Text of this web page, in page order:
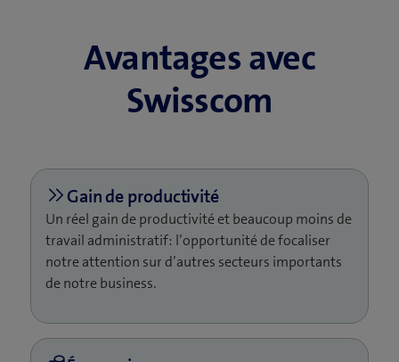
Avantages avec
Swisscom
Un réel gain de productivité et beaucoup moins de
travail administratif: l’opportunité de focaliser
notre attention sur d’autres secteurs importants
de notre business.